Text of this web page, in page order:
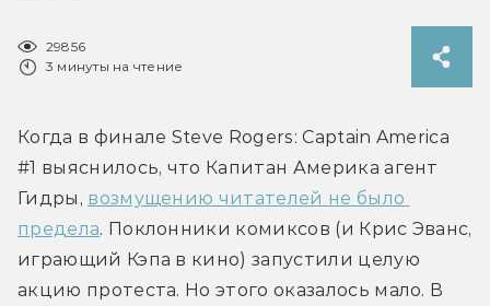
29856
3 минуты на чтение
Когда в финале Steve Rogers: Captain America
#1 выяснилось, что Капитан Америка агент
Гидры, возмущению читателей не было
предела. Поклонники комиксов (и Крис Эванс,
играющий Кэпа в кино) запустили целую
акцию протеста. Но этого оказалось мало. В